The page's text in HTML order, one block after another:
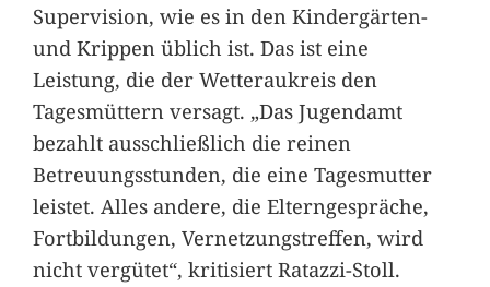
Supervision, wie es in den Kindergärten-
und Krippen üblich ist. Das ist eine
Leistung, die der Wetteraukreis den
Tagesmüttern versagt. „Das Jugendamt
bezahlt ausschließlich die reinen
Betreuungsstunden, die eine Tagesmutter
leistet. Alles andere, die Elterngespräche,
Fortbildungen, Vernetzungstreffen, wird
nicht vergütet“, kritisiert Ratazzi-Stoll.